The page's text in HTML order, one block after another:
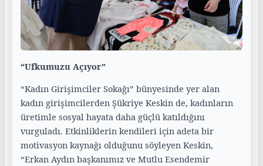
“Ufkumuzu Açıyor”
“Kadın Girişimciler Sokağı” bünyesinde yer alan
kadın girişimcilerden Şükriye Keskin de, kadınların
üretimle sosyal hayata daha güçlü katıldığını
vurguladı. Etkinliklerin kendileri için adeta bir
motivasyon kaynağı olduğunu söyleyen Keskin,
“Erkan Aydın başkanımız ve Mutlu Esendemir